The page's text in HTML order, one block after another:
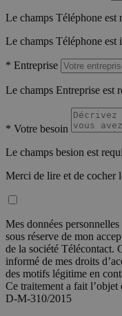
Le champs Téléphone est
Le champs Téléphone est
* Entreprise
Le champs Entreprise est
* Votre besoin
Le champs besion est
Merci de lire et de cocher
Mes données
sous réserve de mon
de la société Télécontact.
informé de mes droits
des motifs légitime en
Ce traitement a fait
D-M-310/2015